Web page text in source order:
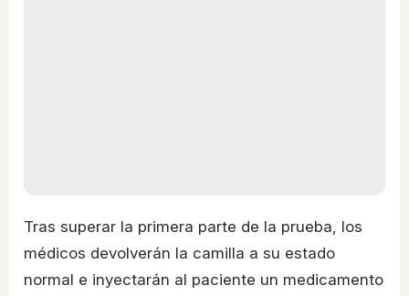
Tras superar la primera parte de la prueba, los
médicos devolverán la camilla a su estado
normal e inyectarán al paciente un medicamento